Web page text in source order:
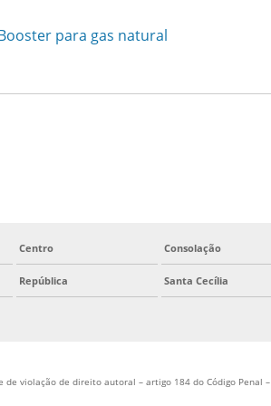
Centro Consolação
República Santa Cecília
violação de direito autoral – artigo 184 do Código Penal –